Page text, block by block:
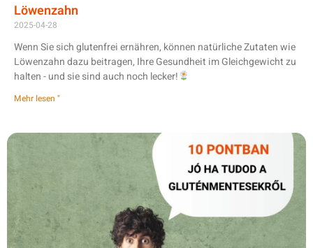
Löwenzahn
2025-04-28
Wenn Sie sich glutenfrei ernähren, können natürliche Zutaten wie
Löwenzahn dazu beitragen, Ihre Gesundheit im Gleichgewicht zu
halten - und sie sind auch noch lecker!
Mehr lesen "